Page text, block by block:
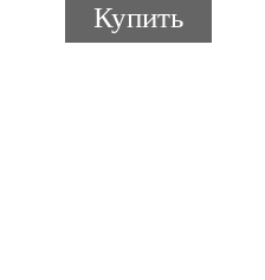
Купить